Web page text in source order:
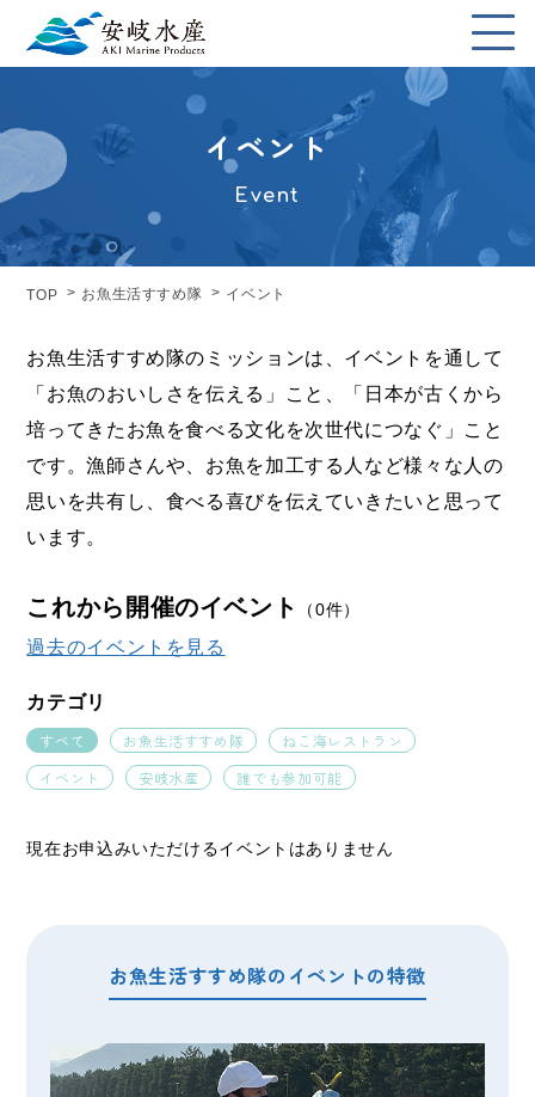
イベント
Event
TOP お魚生活すすめ隊 イベント
お魚生活すすめ隊のミッションは、イベントを通して
「お魚のおいしさを伝える」こと、
「日本が古くから
培ってきたお魚を食べる文化を次世代につなぐ」こと
です。漁師さんや、お魚を加工する人など様々な人の
思いを共有し、食べる喜びを伝えていきたいと思って
います。
これから開催のイベント （0件）
過去のイベントを見る
カテゴリ
すべて
お魚生活すすめ隊
ねこ海レストラン
イベント
安岐水産 誰でも参加可能
現在お申込みいただけるイベントはありません
お魚生活すすめ隊のイベントの特徴